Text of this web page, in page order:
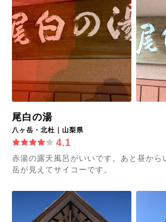
尾白の湯
八ヶ岳・北杜｜山梨県
4.1
赤湯の露天風呂がいいです。あと昼から
岳が見えてサイコーです。